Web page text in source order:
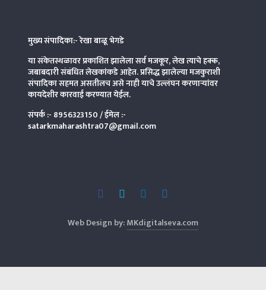
मुख्य संपादिका:- रेखा बाळू भेगडे
या संकेतस्थळावर प्रकाशित झालेला सर्व मजकूर, लेख त्याचे हक्क,
जबाबदारी संबंधित लेखकांकडे आहेत. प्रसिद्ध झालेल्या मजकुराशी
संपादिकासहमत असतीलच असे नाही याचे उल्लंघन करणाऱ्यांवर
कायदेशीर कारवाई करण्यात येईल.
संपर्क :- 8956323150/ ईमेल :-
satarkmaharashtra07@gmail.com
Web Design by:MKdigitalseva.com